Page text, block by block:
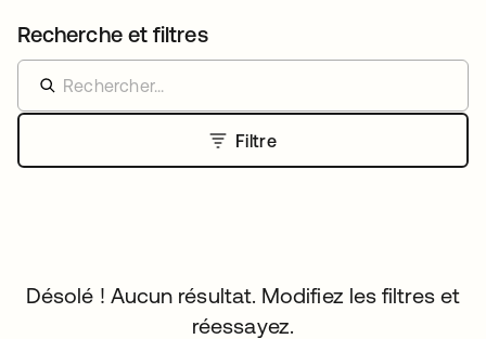
Recherche et filtres
Filtre
Désolé ! Aucun résultat. Modifiez les filtres et
réessayez.